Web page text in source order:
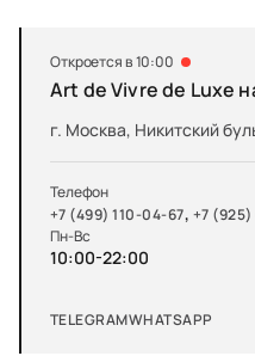
Откроется в 10:00
Art de Vivre de Luxe
г. Москва, Никитский
Телефон
+7 (499) 110-04-67, +7
Пн-Вс
10:00-22:00
TELEGRAMWHATSAPP